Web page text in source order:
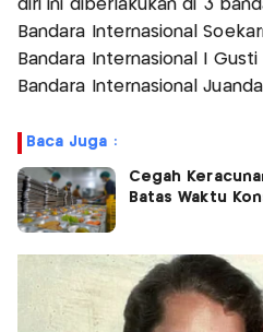
diri ini diberlakukan di 3
Bandara Internasional
Bandara Internasional I Gusti
Bandara Internasional
Baca Juga :
Cegah
Batas Waktu